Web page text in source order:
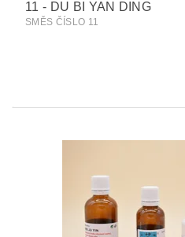
11 - DU BI YAN DING
SMĚS ČÍSLO 11